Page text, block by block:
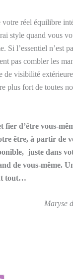
votre réel équilibre
style quand vous
Si l’essentiel n’est
pas combler les
de visibilité
plus fort de toutes
fier d’être vous-
être, à partir de
juste dans
de vous-même.
tout…
Maryse